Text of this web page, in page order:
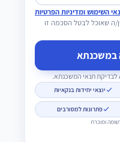
השימוש ומדיניות הפרטיות
ה שאוכל לבטל הסכמה זו
במשכנתא
יוצאי יחידות בנקאיות
פתרונות למסורבים
ומוכרת